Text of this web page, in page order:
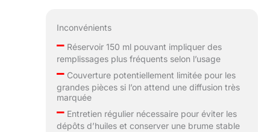
Inconvénients
–Réservoir 150 ml pouvant impliquer des
remplissages plus fréquents selon l’usage
–Couverture potentiellement limitée pour les
grandes pièces si l’on attend une diffusion très
marquée
–Entretien régulier nécessaire pour éviter les
dépôts d’huiles et conserver une brume stable